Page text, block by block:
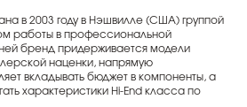
в 2003 году в Нэшвилле (США) группой
работы в профессиональной
бренд придерживается модели
наценки, напрямую
вкладывать бюджет в компоненты, а
характеристики Hi-End класса по